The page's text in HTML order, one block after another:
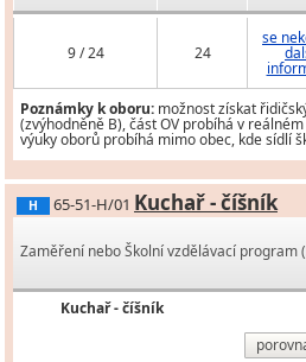
9 / 24 24
se
Poznámky k oboru: možnost získat
(zvýhodněně B), část OV probíhá v
výuky oborů probíhá mimo obec, kde sídlí
H 65-51-H/01 Kuchař - číšník
Zaměření nebo Školní vzdělávací program
Kuchař - číšník